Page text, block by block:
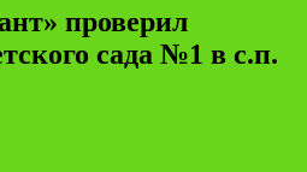
проверил
сада №1 в с.п.